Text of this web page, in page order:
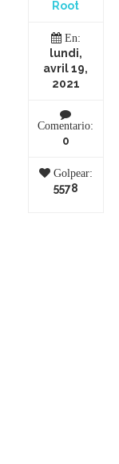
Root
En:
lundi,
avril 19,
2021
Comentario:
0
Golpear:
5578